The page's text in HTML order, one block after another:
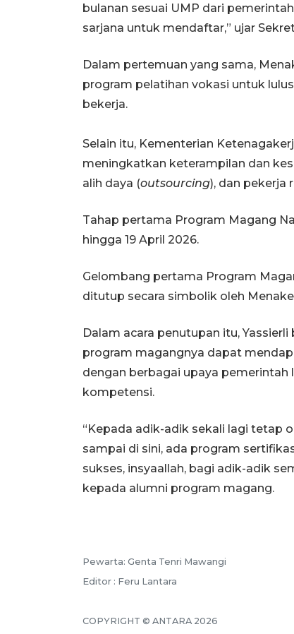
bulanan sesuai UMP dari
sarjana untuk mendaftar,” ujar
Dalam pertemuan yang sama,
program pelatihan vokasi untuk
bekerja.
Selain itu, Kementerian
meningkatkan keterampilan dan
alih daya (outsourcing), dan pekerja
Tahap pertama Program Magang
hingga 19 April 2026.
Gelombang pertama Program
ditutup secara simbolik oleh
Dalam acara penutupan itu,
program magangnya dapat
dengan berbagai upaya
kompetensi.
“Kepada adik-adik sekali lagi tetap
sampai di sini, ada program
sukses, insyaallah, bagi adik-adik
kepada alumni program magang.
Pewarta: Genta Tenri Mawangi
Editor : Feru Lantara
COPYRIGHT © ANTARA 2026